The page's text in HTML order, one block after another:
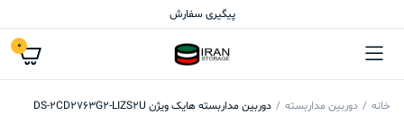
پیگیری سفارش
0
خانه دوربین مداربسته دوربین مداربسته هایک ویژن DS-2CD2763G2-LIZS2U